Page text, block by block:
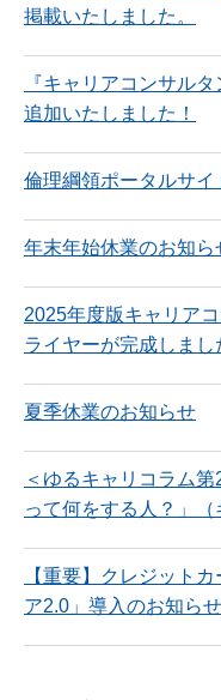
掲載いたしました。
『キャリアコンサル
追加いたしました！
倫理綱領ポータルサ
年末年始休業のお知ら
2025年度版キャリア
ライヤーが完成しまし
夏季休業のお知らせ
＜ゆるキャリコラム
って何をする人？」（
【重要】クレジット
ア2.0」導入のお知らせ